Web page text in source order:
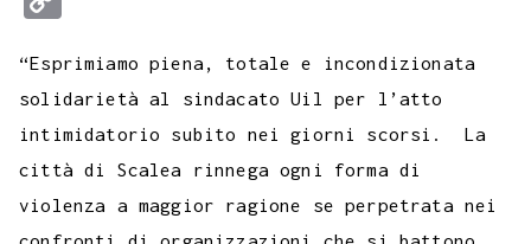
e
b
o
o
k
t
t
e
r
t
s
A
p
p
e
g
r
a
m
s
a
g
e
t
e
r
e
s
k
e
d
I
n
k
e
t
b
p
y
L
i
“Esprimiamo piena, totale e incondizionata
solidarietà al sindacato Uil per l’atto
intimidatorio subito nei giorni scorsi. La
città di Scalea rinnega ogni forma di
violenza a maggior ragione se perpetrata nei